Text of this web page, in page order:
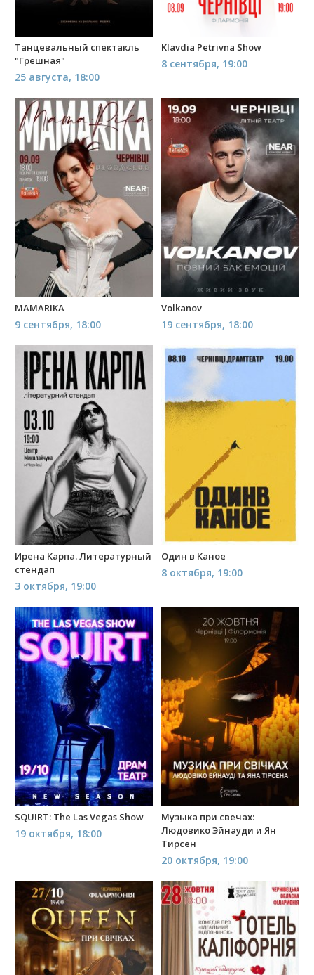
Танцевальный спектакль
"Грешная"
25 августа, 18:00
Klavdia Petrivna Show
8 сентября, 19:00
MAMARIKA
9 сентября, 18:00
Volkanov
19 сентября, 18:00
Ирена Карпа. Литературный
стендап
3 октября, 19:00
Один в Каное
8 октября, 19:00
SQUIRT: The Las Vegas Show
19 октября, 18:00
Музыка при свечах:
Людовико Эйнауди и Ян
Тирсен
20 октября, 19:00